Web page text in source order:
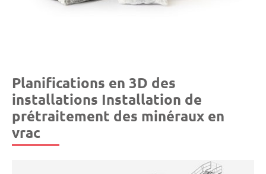
Planifications en 3D des
installations Installation de
prétraitement des minéraux en
vrac